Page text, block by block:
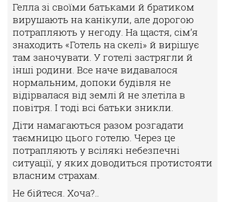
Гелла зі своїми батьками й братиком
вирушають на канікули, але дорогою
потрапляють у негоду. На щастя, сім’я
знаходить «Готель на скелі» й вирішує
там заночувати. У готелі застрягли й
інші родини. Все наче видавалося
нормальним, допоки будівля не
відірвалася від землі й не злетіла в
повітря. І тоді всі батьки зникли.
Діти намагаються разом розгадати
таємницю цього готелю. Через це
потрапляють у всілякі небезпечні
ситуації, у яких доводиться протистояти
власним страхам.
Не бійтеся. Хоча?..